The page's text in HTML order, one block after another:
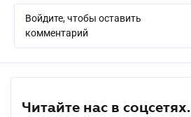
Войдите, чтобы оставить
комментарий
Читайте нас в соцсетях.